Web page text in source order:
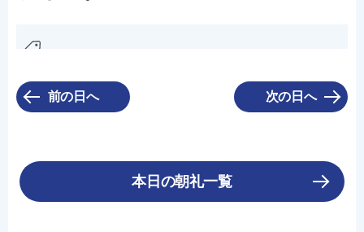
前の日へ 次の日へ
本日の朝礼一覧